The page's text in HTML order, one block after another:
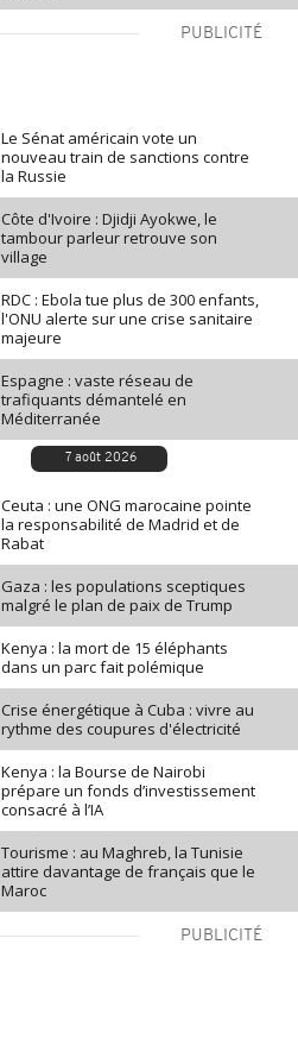
PUBLICITÉ
Le Sénat américain vote un
nouveau train de sanctions contre
la Russie
Côte d'Ivoire : Djidji Ayokwe, le
tambour parleur retrouve son
village
RDC : Ebola tue plus de 300 enfants,
l'ONU alerte sur une crise sanitaire
majeure
Espagne : vaste réseau de
trafiquants démantelé en
Méditerranée
7 août 2026
Ceuta : une ONG marocaine pointe
la responsabilité de Madrid et de
Rabat
Gaza : les populations sceptiques
malgré le plan de paix de Trump
Kenya : la mort de 15 éléphants
dans un parc fait polémique
Crise énergétique à Cuba : vivre au
rythme des coupures d'électricité
Kenya : la Bourse de Nairobi
prépare un fonds d’investissement
consacré à l’IA
Tourisme : au Maghreb, la Tunisie
attire davantage de français que le
Maroc
PUBLICITÉ